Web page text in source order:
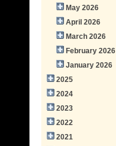
May 2026
April 2026
March 2026
February 2026
January 2026
2025
2024
2023
2022
2021